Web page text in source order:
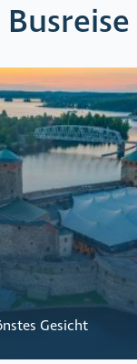
Gesicht